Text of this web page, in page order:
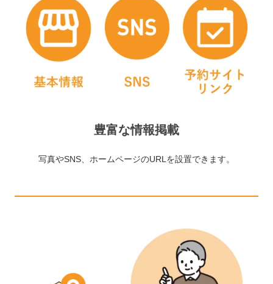
豊富な情報掲載
写真やSNS、ホームページのURLを設置できます。